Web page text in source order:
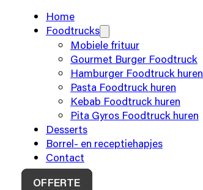
Home
Foodtrucks
Mobiele frituur
Gourmet Burger Foodtruck
Hamburger Foodtruck huren
Pasta Foodtruck huren
Kebab Foodtruck huren
Pita Gyros Foodtruck huren
Desserts
Borrel- en receptiehapjes
Contact
OFFERTE